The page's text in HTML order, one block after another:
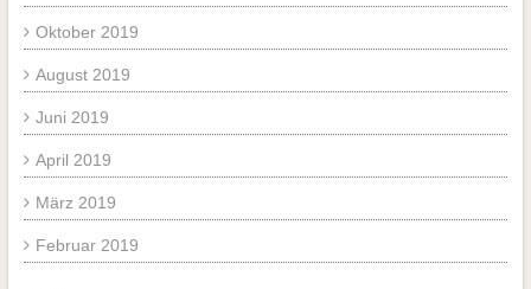
Oktober 2019
August 2019
Juni 2019
April 2019
März 2019
Februar 2019